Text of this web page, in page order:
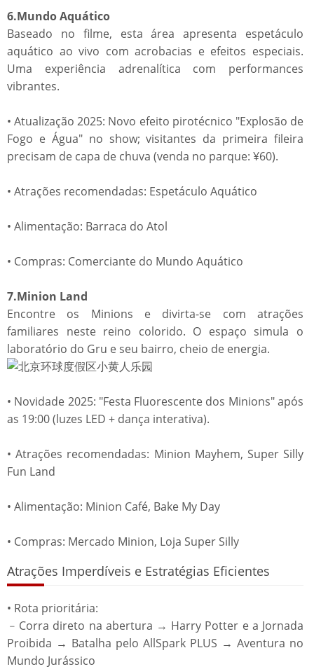
6.Mundo Aquático
Baseado no filme, esta área apresenta espetáculo
aquático ao vivo com acrobacias e efeitos especiais.
Uma experiência adrenalítica com performances
vibrantes.
• Atualização 2025: Novo efeito pirotécnico "Explosão de
Fogo e Água" no show; visitantes da primeira fileira
precisam de capa de chuva (venda no parque: ¥60).
• Atrações recomendadas: Espetáculo Aquático
• Alimentação: Barraca do Atol
• Compras: Comerciante do Mundo Aquático
7.Minion Land
Encontre os Minions e divirta-se com atrações
familiares neste reino colorido. O espaço simula o
laboratório do Gru e seu bairro, cheio de energia.
• Novidade 2025: "Festa Fluorescente dos Minions" após
as 19:00 (luzes LED + dança interativa).
• Atrações recomendadas: Minion Mayhem, Super Silly
Fun Land
• Alimentação: Minion Café, Bake My Day
• Compras: Mercado Minion, Loja Super Silly
Atrações Imperdíveis e Estratégias Eficientes
• Rota prioritária:
﹣Corra direto na abertura → Harry Potter e a Jornada
Proibida → Batalha pelo AllSpark PLUS → Aventura no
Mundo Jurássico